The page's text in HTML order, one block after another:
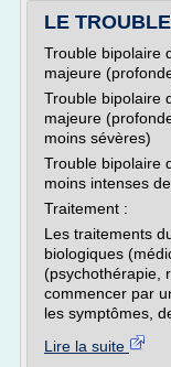
LE
Trouble bipolaire
majeure
Trouble bipolaire
majeure
moins sévères)
Trouble bipolaire
moins intenses
Traitement :
Les traitements
biologiques
(psychothérapie,
commencer par
les symptômes,
Lire la suite